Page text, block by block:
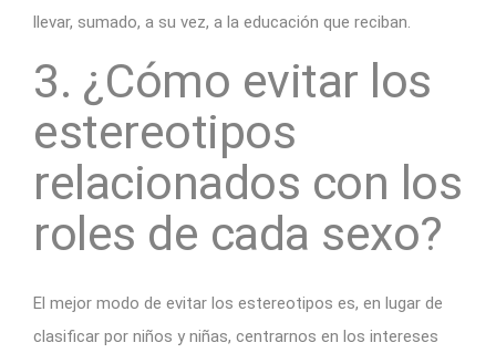
llevar, sumado, a su vez, a la educación que reciban.
3. ¿Cómo evitar los
estereotipos
relacionados con los
roles de cada sexo?
El mejor modo de evitar los estereotipos es, en lugar de
clasificar por niños y niñas, centrarnos en los intereses